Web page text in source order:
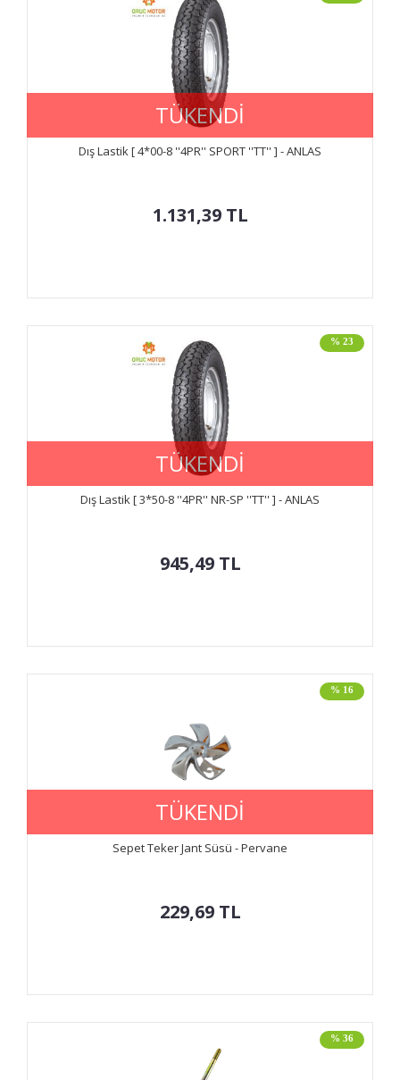
TÜKENDİ
Dış Lastik [ 4*00-8 ''4PR'' SPORT ''TT'' ] - ANLAS
1.131,39 TL
% 23
TÜKENDİ
Dış Lastik [ 3*50-8 ''4PR'' NR-SP ''TT'' ] - ANLAS
945,49 TL
% 16
TÜKENDİ
Sepet Teker Jant Süsü - Pervane
229,69 TL
% 36